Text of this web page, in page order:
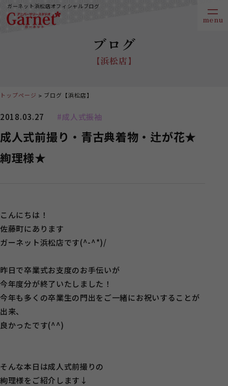
ガーネット浜松店オフィシャルブログ
ブログ
【浜松店】
2018.03.27 #成人式振袖
成人式前撮り・青古典着物・辻が花★
絢理様★
こんにちは！
佐藤町にあります
ガーネット浜松店です(^-^*)/
昨日で卒業式お支度のお手伝いが
今年度分が終了いたしました！
今年も多くの卒業生の門出をご一緒にお祝いすることが
出来、
良かったです(^^)
そんな本日は成人式前撮りの
絢理様をご紹介します↓
トップページ ブログ【浜松店】